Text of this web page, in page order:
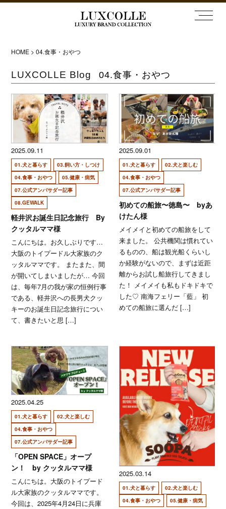
HOME >04.食事・おやつ
LUXCOLLE Blog 04.食事・おやつ
2025.09.11
01.犬と暮らす
03.飼い方・しつけ
04.食事・おやつ
05.健康・病気
07.公式アンバサダー記事
08.GEWALK
軽井沢お誕生日記念旅行 By
クッタルママ様
こんにちは。お久しぶりです…
大阪のトイプードル大家族のク
ッタルママです。 またまた、間
が開いてしまいましたが… 今回
は、毎年7月の我が家の恒例行事
である、軽井沢への長男犬クッ
キーのお誕生日記念旅行につい
て、書きたいと思 […]
2025.09.01
01.犬と暮らす
02.犬と楽しむ
04.食事・おやつ
07.公式アンバサダー記事
初めての船旅〜徳島〜 byあ
けたん様
メイメイと初めての船旅をして
来ました。 公共機関は慣れてい
るものの、船は観光船くらいし
か経験がないので、まずは近距
離からお試し船旅行してきまし
た！ メイメイも私もドキドキで
した♡ 南海フェリー「藍」 初
めての船旅に選んだ […]
2025.04.25
01.犬と暮らす
02.犬と楽しむ
04.食事・おやつ
07.公式アンバサダー記事
「OPEN SPACE」オープ
ン！ by クッタルママ様
こんにちは。大阪のトイプード
ル大家族のクッタルママです。
今回は、2025年4月24日に兵庫
2025.03.14
01.犬と暮らす
02.犬と楽しむ
04.食事・おやつ
05.健康・病気